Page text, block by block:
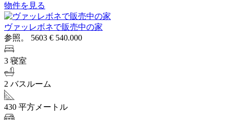
物件を見る
ヴァッレボネで販売中の家
参照。 5603 € 540.000
3 寝室
2 バスルーム
430 平方メートル